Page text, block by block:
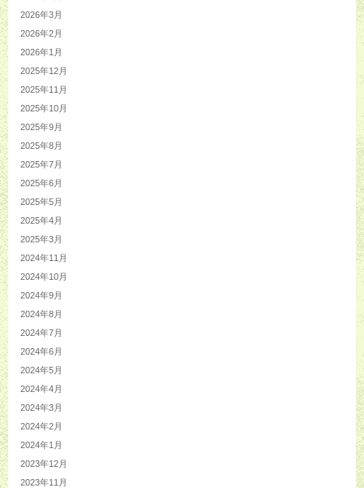
2026年3月
2026年2月
2026年1月
2025年12月
2025年11月
2025年10月
2025年9月
2025年8月
2025年7月
2025年6月
2025年5月
2025年4月
2025年3月
2024年11月
2024年10月
2024年9月
2024年8月
2024年7月
2024年6月
2024年5月
2024年4月
2024年3月
2024年2月
2024年1月
2023年12月
2023年11月